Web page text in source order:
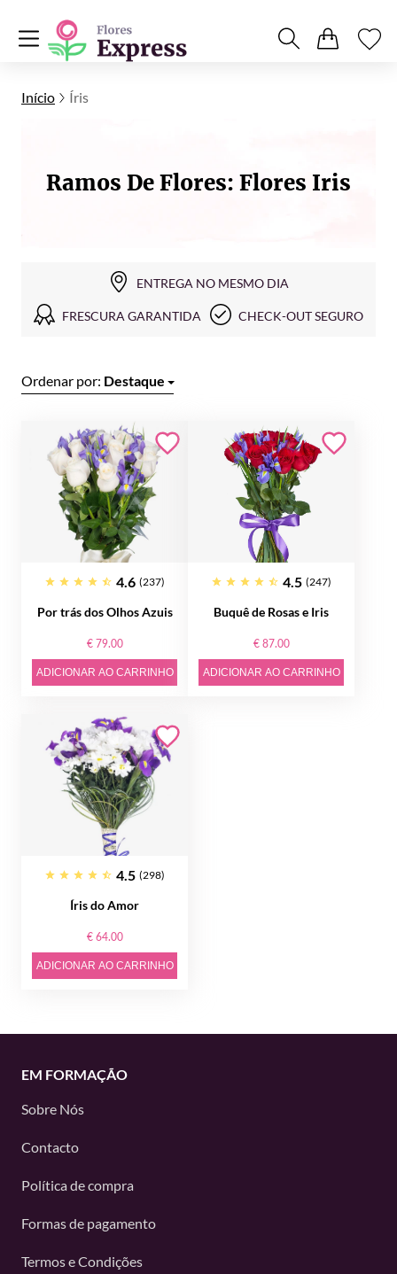
Início Íris
Ramos De Flores: Flores Iris
ENTREGA NO MESMO DIA
FRESCURA GARANTIDA CHECK-OUT SEGURO
Ordenar por: Destaque
4.6 (237)
Por trás dos Olhos Azuis
€ 79.00
ADICIONAR AO CARRINHO
4.5 (247)
Buquê de Rosas e Iris
€ 87.00
ADICIONAR AO CARRINHO
4.5 (298)
Íris do Amor
€ 64.00
ADICIONAR AO CARRINHO
EM FORMAÇÃO
Sobre Nós
Contacto
Política de compra
Formas de pagamento
Termos e Condições